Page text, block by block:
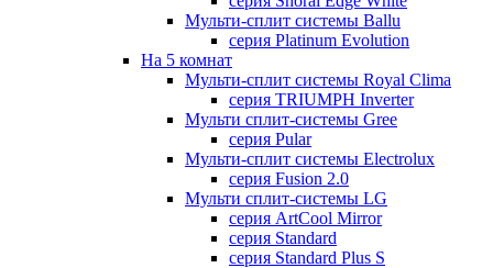
Мульти-сплит системы Ballu
серия Platinum Evolution
На 5 комнат
Мульти-сплит системы Royal Clima
серия TRIUMPH Inverter
Мульти сплит-системы Gree
серия Pular
Мульти-сплит системы Electrolux
серия Fusion 2.0
Мульти сплит-системы LG
серия ArtCool Mirror
серия Standard
серия Standard Plus S